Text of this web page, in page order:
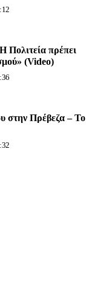
πρέπει
(Video)
στην Πρέβεζα – Το